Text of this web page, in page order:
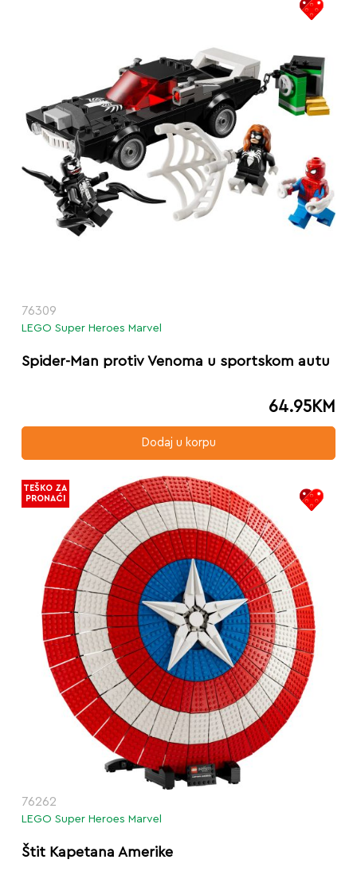
76309
LEGO Super Heroes Marvel
Spider-Man protiv Venoma u sportskom autu
64.95KM
Dodaj u korpu
76262
LEGO Super Heroes Marvel
Štit Kapetana Amerike
TEŠKO ZA
PRONAĆI